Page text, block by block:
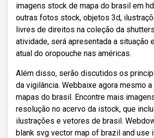
imagens stock de mapa do brasil em
outras fotos stock, objetos 3d,
livres de direitos na coleção da
atividade, será apresentada a situação
atual do oropouche nas américas.
Além disso, serão discutidos os
da vigilância. Webbaixe agora mesmo
mapas do brasil. Encontre mais
resolução no acervo da istock, que
ilustrações e vetores de brasil.
blank svg vector map of brazil and use